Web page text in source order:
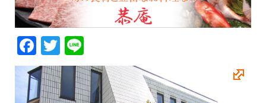
F
a
c
T
w
it
n
e